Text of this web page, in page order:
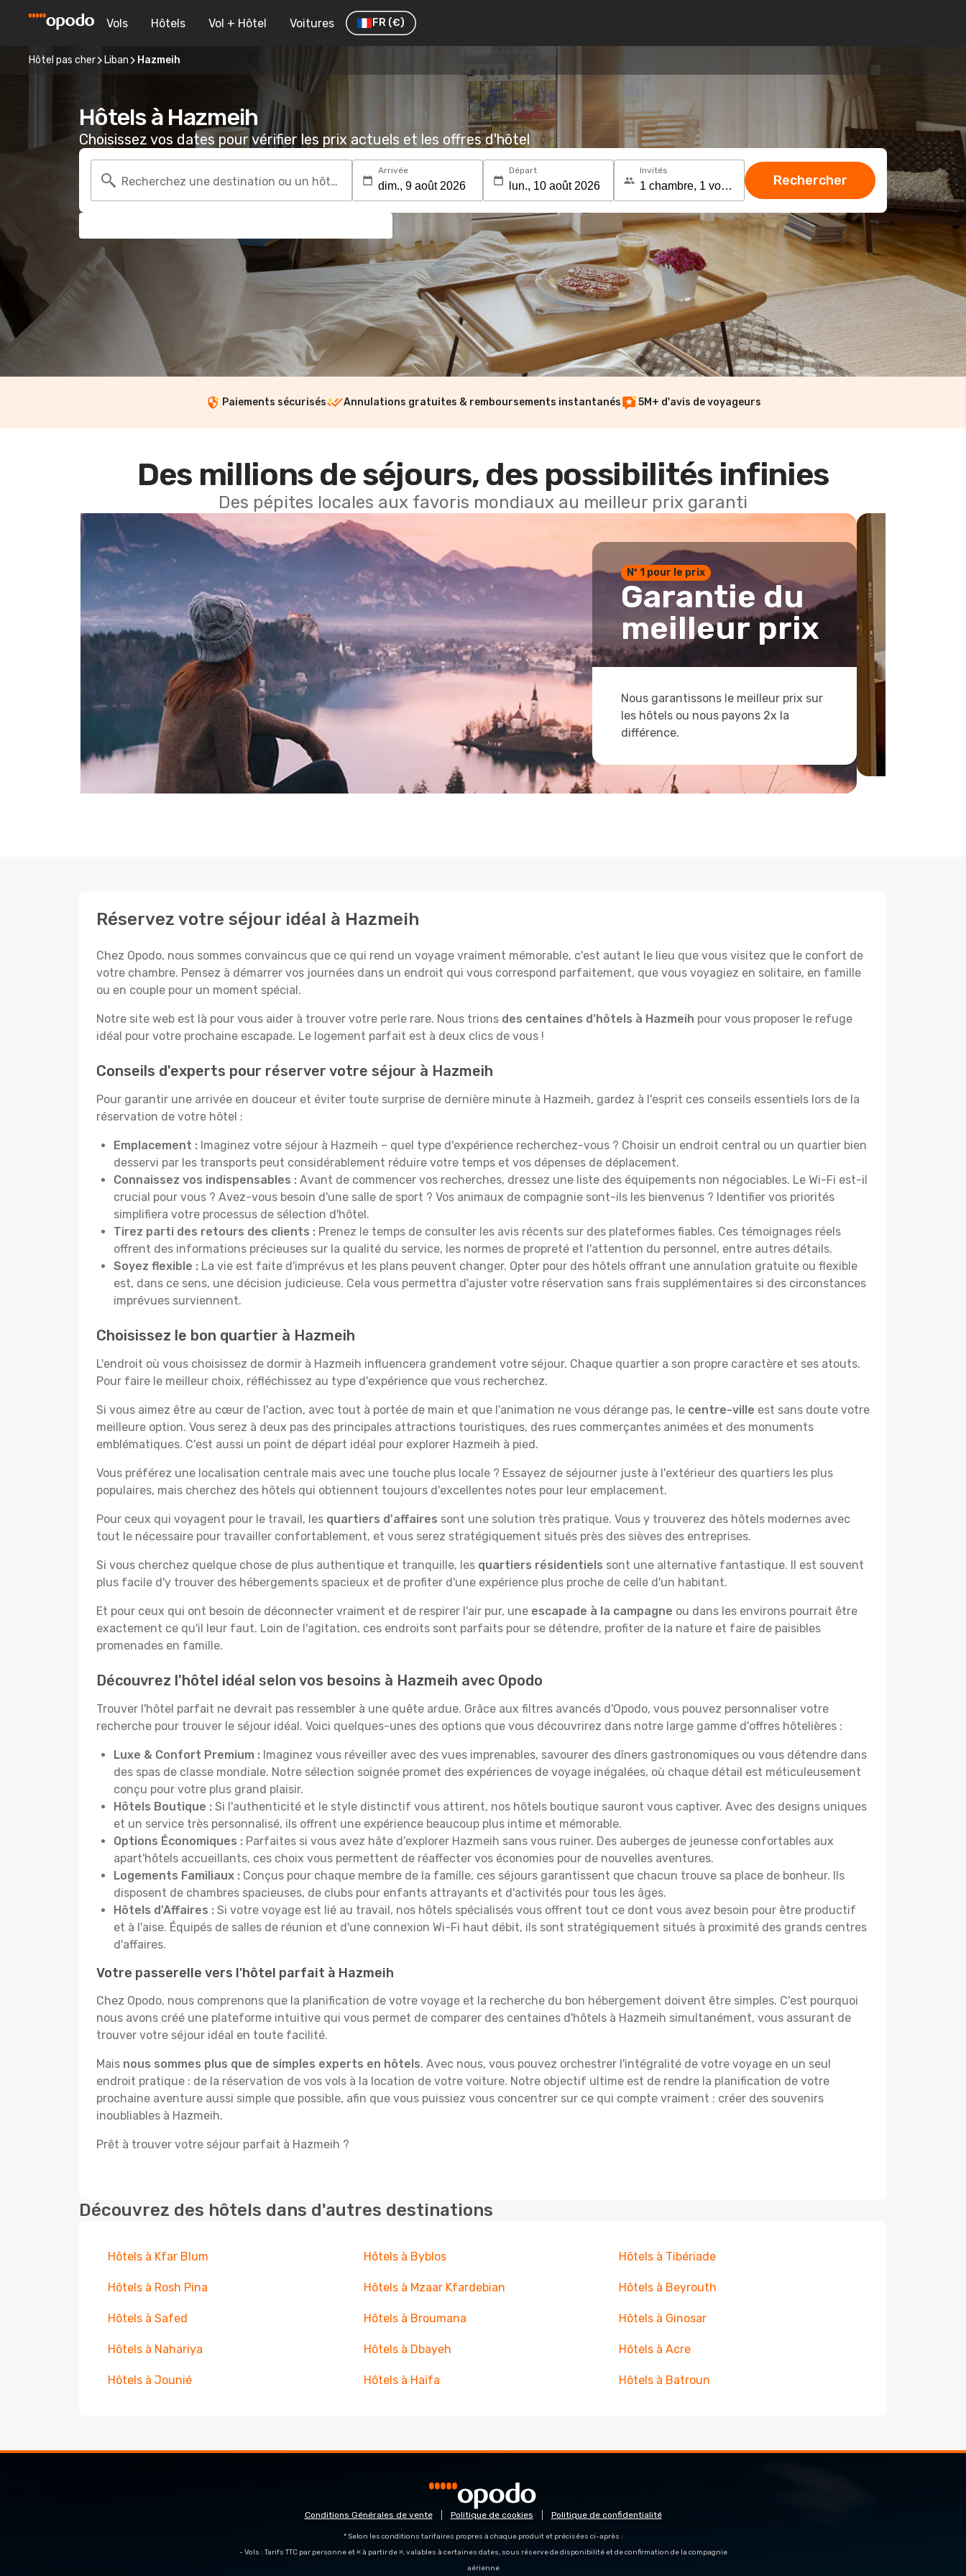
Vols Hôtels Vol + Hôtel Voitures FR (€)
Hôtel pas cher Liban Hazmeih
Hôtels à Hazmeih
Choisissez vos dates pour vérifier les prix actuels et les offres d'hôtel
Recherchez une destination ou un hôtel
Arrivée Départ Invités
Rechercher
Paiements sécurisés Annulations gratuites & remboursements instantanés 5M+ d'avis de voyageurs
Des millions de séjours, des possibilités infinies
Des pépites locales aux favoris mondiaux au meilleur prix garanti
Nº 1 pour le prix
Garantie du
meilleur prix
Nous garantissons le meilleur prix sur
les hôtels ou nous payons 2x la
différence.
Réservez votre séjour idéal à Hazmeih
Chez Opodo, nous sommes convaincus que ce qui rend un voyage vraiment mémorable, c'est autant le lieu que vous visitez que le confort de
votre chambre. Pensez à démarrer vos journées dans un endroit qui vous correspond parfaitement, que vous voyagiez en solitaire, en famille
ou en couple pour un moment spécial.
Notre site web est là pour vous aider à trouver votre perle rare. Nous trions des centaines d'hôtels à Hazmeih pour vous proposer le refuge
idéal pour votre prochaine escapade. Le logement parfait est à deux clics de vous !
Conseils d'experts pour réserver votre séjour à Hazmeih
Pour garantir une arrivée en douceur et éviter toute surprise de dernière minute à Hazmeih, gardez à l'esprit ces conseils essentiels lors de la
réservation de votre hôtel :
Emplacement : Imaginez votre séjour à Hazmeih – quel type d'expérience recherchez-vous ? Choisir un endroit central ou un quartier bien
desservi par les transports peut considérablement réduire votre temps et vos dépenses de déplacement.
Connaissez vos indispensables : Avant de commencer vos recherches, dressez une liste des équipements non négociables. Le Wi-Fi est-il
crucial pour vous ? Avez-vous besoin d'une salle de sport ? Vos animaux de compagnie sont-ils les bienvenus ? Identifier vos priorités
simplifiera votre processus de sélection d'hôtel.
Tirez parti des retours des clients : Prenez le temps de consulter les avis récents sur des plateformes fiables. Ces témoignages réels
offrent des informations précieuses sur la qualité du service, les normes de propreté et l'attention du personnel, entre autres détails.
Soyez flexible : La vie est faite d'imprévus et les plans peuvent changer. Opter pour des hôtels offrant une annulation gratuite ou flexible
est, dans ce sens, une décision judicieuse. Cela vous permettra d'ajuster votre réservation sans frais supplémentaires si des circonstances
imprévues surviennent.
Choisissez le bon quartier à Hazmeih
L'endroit où vous choisissez de dormir à Hazmeih influencera grandement votre séjour. Chaque quartier a son propre caractère et ses atouts.
Pour faire le meilleur choix, réfléchissez au type d'expérience que vous recherchez.
Si vous aimez être au cœur de l'action, avec tout à portée de main et que l'animation ne vous dérange pas, le centre-ville est sans doute votre
meilleure option. Vous serez à deux pas des principales attractions touristiques, des rues commerçantes animées et des monuments
emblématiques. C'est aussi un point de départ idéal pour explorer Hazmeih à pied.
Vous préférez une localisation centrale mais avec une touche plus locale ? Essayez de séjourner juste à l'extérieur des quartiers les plus
populaires, mais cherchez des hôtels qui obtiennent toujours d'excellentes notes pour leur emplacement.
Pour ceux qui voyagent pour le travail, les quartiers d'affaires sont une solution très pratique. Vous y trouverez des hôtels modernes avec
tout le nécessaire pour travailler confortablement, et vous serez stratégiquement situés près des sièves des entreprises.
Si vous cherchez quelque chose de plus authentique et tranquille, les quartiers résidentiels sont une alternative fantastique. Il est souvent
plus facile d'y trouver des hébergements spacieux et de profiter d'une expérience plus proche de celle d'un habitant.
Et pour ceux qui ont besoin de déconnecter vraiment et de respirer l'air pur, une escapade à la campagne ou dans les environs pourrait être
exactement ce qu'il leur faut. Loin de l'agitation, ces endroits sont parfaits pour se détendre, profiter de la nature et faire de paisibles
promenades en famille.
Découvrez l'hôtel idéal selon vos besoins à Hazmeih avec Opodo
Trouver l'hôtel parfait ne devrait pas ressembler à une quête ardue. Grâce aux filtres avancés d'Opodo, vous pouvez personnaliser votre
recherche pour trouver le séjour idéal. Voici quelques-unes des options que vous découvrirez dans notre large gamme d'offres hôtelières :
Luxe & Confort Premium : Imaginez vous réveiller avec des vues imprenables, savourer des dîners gastronomiques ou vous détendre dans
des spas de classe mondiale. Notre sélection soignée promet des expériences de voyage inégalées, où chaque détail est méticuleusement
conçu pour votre plus grand plaisir.
Hôtels Boutique : Si l'authenticité et le style distinctif vous attirent, nos hôtels boutique sauront vous captiver. Avec des designs uniques
et un service très personnalisé, ils offrent une expérience beaucoup plus intime et mémorable.
Options Économiques : Parfaites si vous avez hâte d'explorer Hazmeih sans vous ruiner. Des auberges de jeunesse confortables aux
apart'hôtels accueillants, ces choix vous permettent de réaffecter vos économies pour de nouvelles aventures.
Logements Familiaux : Conçus pour chaque membre de la famille, ces séjours garantissent que chacun trouve sa place de bonheur. Ils
disposent de chambres spacieuses, de clubs pour enfants attrayants et d'activités pour tous les âges.
Hôtels d'Affaires : Si votre voyage est lié au travail, nos hôtels spécialisés vous offrent tout ce dont vous avez besoin pour être productif
et à l'aise. Équipés de salles de réunion et d'une connexion Wi-Fi haut débit, ils sont stratégiquement situés à proximité des grands centres
d'affaires.
Votre passerelle vers l'hôtel parfait à Hazmeih
Chez Opodo, nous comprenons que la planification de votre voyage et la recherche du bon hébergement doivent être simples. C'est pourquoi
nous avons créé une plateforme intuitive qui vous permet de comparer des centaines d'hôtels à Hazmeih simultanément, vous assurant de
trouver votre séjour idéal en toute facilité.
Mais nous sommes plus que de simples experts en hôtels. Avec nous, vous pouvez orchestrer l'intégralité de votre voyage en un seul
endroit pratique : de la réservation de vos vols à la location de votre voiture. Notre objectif ultime est de rendre la planification de votre
prochaine aventure aussi simple que possible, afin que vous puissiez vous concentrer sur ce qui compte vraiment : créer des souvenirs
inoubliables à Hazmeih.
Prêt à trouver votre séjour parfait à Hazmeih ?
Découvrez des hôtels dans d'autres destinations
Hôtels à Kfar Blum Hôtels à Byblos Hôtels à Tibériade
Hôtels à Rosh Pina Hôtels à Mzaar Kfardebian Hôtels à Beyrouth
Hôtels à Safed Hôtels à Broumana Hôtels à Ginosar
Hôtels à Nahariya Hôtels à Dbayeh Hôtels à Acre
Hôtels à Jounié Hôtels à Haïfa Hôtels à Batroun
Conditions Générales de vente Politique de cookies Politique de confidentialité
* Selon les conditions tarifaires propres à chaque produit et précisées ci-après :
- Vols : Tarifs TTC par personne et « à partir de », valables à certaines dates, sous réserve de disponibilité et de confirmation de la compagnie
aérienne